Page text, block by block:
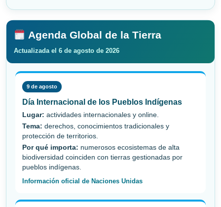
Agenda Global de la Tierra
Actualizada el 6 de agosto de 2026
9 de agosto
Día Internacional de los Pueblos Indígenas
Lugar: actividades internacionales y online.
Tema: derechos, conocimientos tradicionales y
protección de territorios.
Por qué importa: numerosos ecosistemas de alta
biodiversidad coinciden con tierras gestionadas por
pueblos indígenas.
Información oficial de Naciones Unidas